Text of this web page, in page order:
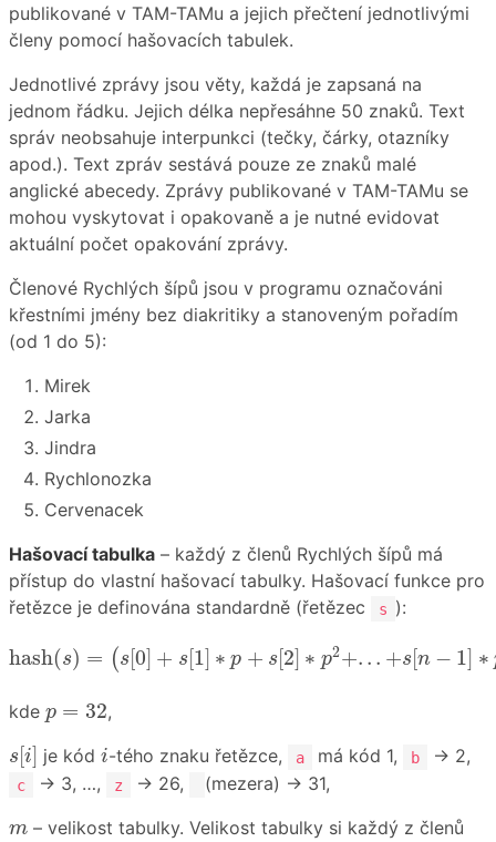
publikované v TAM-TAMu a jejich přečtení jednotlivými
členy pomocí hašovacích tabulek.
Jednotlivé zprávy jsou věty, každá je zapsaná na
jednom řádku. Jejich délka nepřesáhne 50 znaků. Text
správ neobsahuje interpunkci (tečky, čárky, otazníky
apod.). Text zpráv sestává pouze ze znaků malé
anglické abecedy. Zprávy publikované v TAM-TAMu se
mohou vyskytovat i opakovaně a je nutné evidovat
aktuální počet opakování zprávy.
Členové Rychlých šípů jsou v programu označováni
křestními jmény bez diakritiky a stanoveným pořadím
(od 1 do 5):
Mirek
Jarka
Jindra
Rychlonozka
Cervenacek
Hašovací tabulka – každý z členů Rychlých šípů má
přístup do vlastní hašovací tabulky. Hašovací funkce pro
řetězce je definována standardně (řetězec
s ):
hash(s) = ( s[0] + s[1] ∗ p + s[2] ∗ p2+. . . +s[n − 1] ∗
s ..
kde p = 32
p =32 ,
s[i]
s[i] je kód i
i-tého znaku řetězce, a má kód 1, b → 2,
c → 3, …, z → 26, (mezera) → 31,
m
m – velikost tabulky. Velikost tabulky si každý z členů